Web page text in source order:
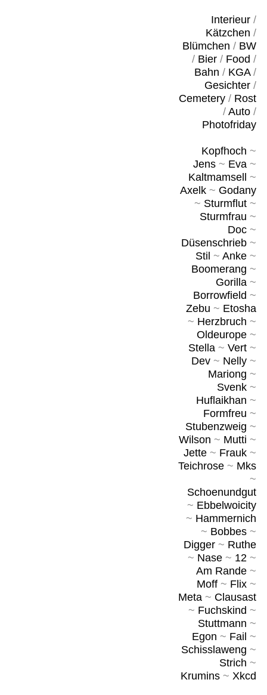
Interieur/
Kätzchen /
Blümchen / BW
/ Bier/ Food /
Bahn / KGA/
Gesichter/
Cemetery/ Rost
/ Auto/
Photofriday
Kopfhoch ~
Jens~ Eva~
Kaltmamsell
~
Axelk~ Godany
~ Sturmflut~
Sturmfrau ~
Doc~
Düsenschrieb~
Stil ~ Anke~
Boomerang ~
Gorilla~
Borrowfield ~
Zebu ~ Etosha
~ Herzbruch ~
Oldeurope~
Stella~ Vert~
Dev~ Nelly~
Mariong ~
Svenk~
Huflaikhan ~
Formfreu ~
Stubenzweig ~
Wilson ~ Mutti ~
Jette~ Frauk~
Teichrose~ Mks
~
Schoenundgut
~ Ebbelwoicity
~ Hammernich
~ Bobbes~
Digger~ Ruthe
~ Nase~ 12~
Am Rande~
Moff~ Flix~
Meta~ Clausast
~ Fuchskind ~
Stuttmann ~
Egon ~ Fail ~
Schisslaweng ~
Strich ~
Krumins~ Xkcd